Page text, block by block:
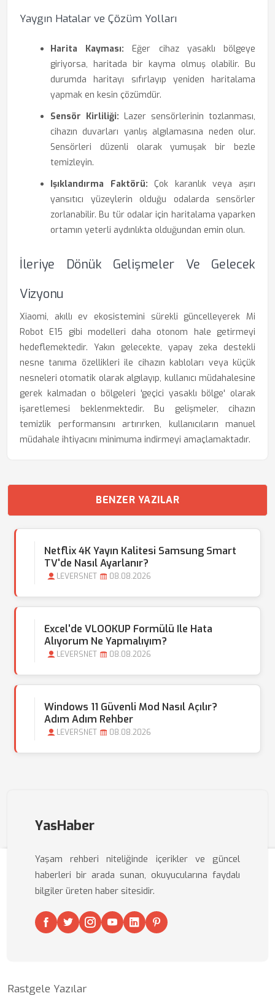
Yaygın Hatalar ve Çözüm Yolları
Harita Kayması: Eğer cihaz yasaklı bölgeye
giriyorsa, haritada bir kayma olmuş olabilir. Bu
durumda haritayı sıfırlayıp yeniden haritalama
yapmak en kesin çözümdür.
Sensör Kirliliği: Lazer sensörlerinin tozlanması,
cihazın duvarları yanlış algılamasına neden olur.
Sensörleri düzenli olarak yumuşak bir bezle
temizleyin.
Işıklandırma Faktörü: Çok karanlık veya aşırı
yansıtıcı yüzeylerin olduğu odalarda sensörler
zorlanabilir. Bu tür odalar için haritalama yaparken
ortamın yeterli aydınlıkta olduğundan emin olun.
İleriye Dönük Gelişmeler Ve Gelecek
Vizyonu
Xiaomi, akıllı ev ekosistemini sürekli güncelleyerek Mi
Robot E15 gibi modelleri daha otonom hale getirmeyi
hedeflemektedir. Yakın gelecekte, yapay zeka destekli
nesne tanıma özellikleri ile cihazın kabloları veya küçük
nesneleri otomatik olarak algılayıp, kullanıcı müdahalesine
gerek kalmadan o bölgeleri 'geçici yasaklı bölge' olarak
işaretlemesi beklenmektedir. Bu gelişmeler, cihazın
temizlik performansını artırırken, kullanıcıların manuel
müdahale ihtiyacını minimuma indirmeyi amaçlamaktadır.
BENZER YAZILAR
Netflix 4K Yayın Kalitesi Samsung Smart
TV'de Nasıl Ayarlanır?
LEVERSNET 08.08.2026
Excel'de VLOOKUP Formülü Ile Hata
Alıyorum Ne Yapmalıyım?
LEVERSNET 08.08.2026
Windows 11 Güvenli Mod Nasıl Açılır?
Adım Adım Rehber
LEVERSNET 08.08.2026
YasHaber
Yaşam rehberi niteliğinde içerikler ve güncel
haberleri bir arada sunan, okuyucularına faydalı
bilgiler üreten haber sitesidir.
Rastgele Yazılar